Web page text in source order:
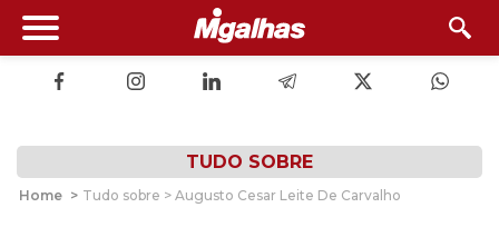
TUDO SOBRE
Home > Tudo sobre > Augusto Cesar Leite De Carvalho